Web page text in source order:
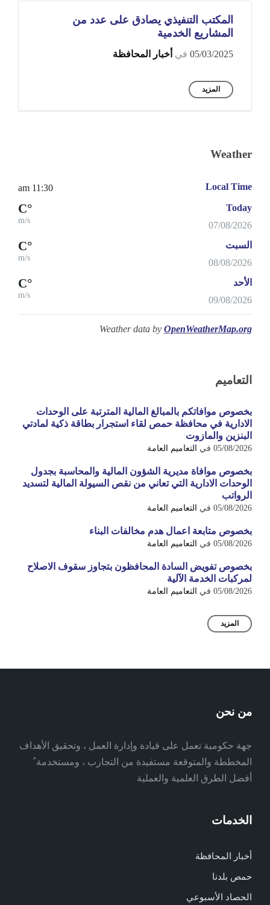
المكتب التنفيذي يصادق على عدد من
المشاريع الخدمية
05/03/2025 في أخبار المحافظة
المزيد
Weather
Local Time
11:30 am
Today
07/08/2026
°C
m/s
السبت
08/08/2026
°C
m/s
الأحد
09/08/2026
°C
m/s
Weather data by OpenWeatherMap.org
التعاميم
بخصوص موافاتكم بالمبالغ المالية المترتبة على الوحدات
الادارية في محافظة حمص لقاء استجرار بطاقة ذكية لمادتي
البنزين والمازوت
05/08/2026 في التعاميم العامة
بخصوص موافاة مديرية الشؤون المالية والمحاسبة بجدول
الوحدات الادارية التي تعاني من نقص السيولة المالية لتسديد
الرواتب
05/08/2026 في التعاميم العامة
بخصوص متابعة اعمال هدم مخالفات البناء
05/08/2026 في التعاميم العامة
بخصوص تفويض السادة المحافظون بتجاوز سقوف الاصلاح
لمركبات الخدمة الآلية
05/08/2026 في التعاميم العامة
المزيد
من نحن
جهة حكومية تعمل على قيادة وإدارة العمل ، وتحقيق الأهداف
المخططة والمتوقعة مستفيدة من التجارب ، ومستخدمة ً
أفضل الطرق العلمية والعملية
الخدمات
أخبار المحافظة
حمص بلدنا
الحصاد الأسبوعي